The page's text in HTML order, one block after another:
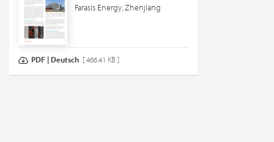
Farasis Energy, Zhenjiang
PDF | Deutsch [ 466.41 KB ]